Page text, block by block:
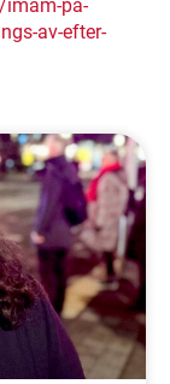
pa-
av-efter-